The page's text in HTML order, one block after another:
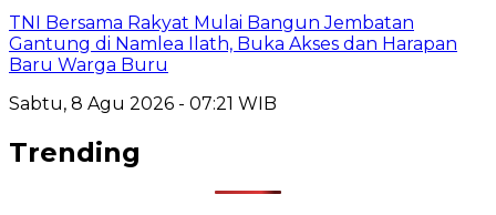
TNI Bersama Rakyat Mulai Bangun Jembatan
Gantung di Namlea Ilath, Buka Akses dan Harapan
Baru Warga Buru
Sabtu, 8 Agu 2026 - 07:21 WIB
Trending